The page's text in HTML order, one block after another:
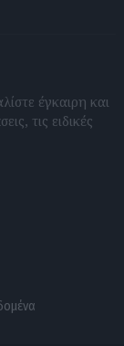
έγκαιρη και
τις ειδικές